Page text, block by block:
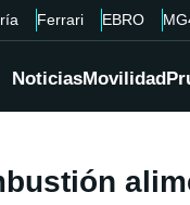
Ferrari EBRO
NoticiasMovilidad